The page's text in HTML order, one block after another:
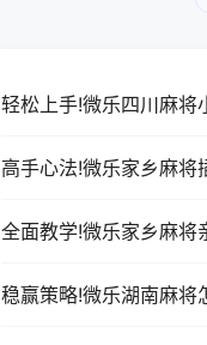
轻松上手!微乐四川麻将
高手心法!微乐家乡麻将
全面教学!微乐家乡麻将
稳赢策略!微乐湖南麻将